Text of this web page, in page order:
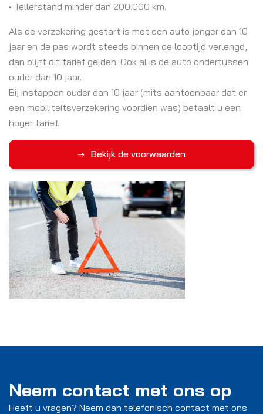
• Tellerstand minder dan 200.000 km.
Als de verzekering gestart is met een auto jonger dan 10
jaar en de pas wordt steeds binnen de looptijd verlengd,
dan blijft dit tarief gelden. Ook al is de auto ondertussen
ouder dan 10 jaar.
Bij instappen ouder dan 10 jaar (mits aantoonbaar dat er
een mobiliteitsverzekering voordien was) betaalt u een
hoger tarief.
Bekijk de voorwaarden
Neem contact met ons op
Heeft u vragen? Neem dan telefonisch contact met ons